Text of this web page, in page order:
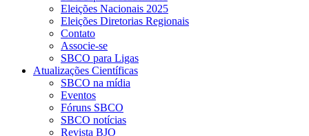
Eleições Nacionais 2025
Eleições Diretorias Regionais
Contato
Associe-se
SBCO para Ligas
Atualizações Científicas
SBCO na mídia
Eventos
Fóruns SBCO
SBCO notícias
Revista BJO